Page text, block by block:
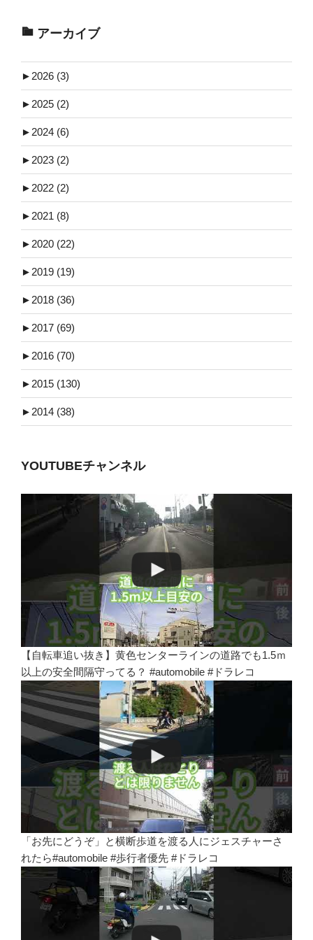
アーカイブ
► 2026 (3)
► 2025 (2)
► 2024 (6)
► 2023 (2)
► 2022 (2)
► 2021 (8)
► 2020 (22)
► 2019 (19)
► 2018 (36)
► 2017 (69)
► 2016 (70)
► 2015 (130)
► 2014 (38)
YOUTUBEチャンネル
【自転車追い抜き】黄色センターラインの道路でも1.5ｍ
以上の安全間隔守ってる？ #automobile #ドラレコ
「お先にどうぞ」と横断歩道を渡る人にジェスチャーさ
れたら#automobile #歩行者優先 #ドラレコ